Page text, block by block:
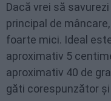
Dacă vrei să
principal de
foarte mici. Ideal
aproximativ 5
aproximativ 40 de
găti corespunzător